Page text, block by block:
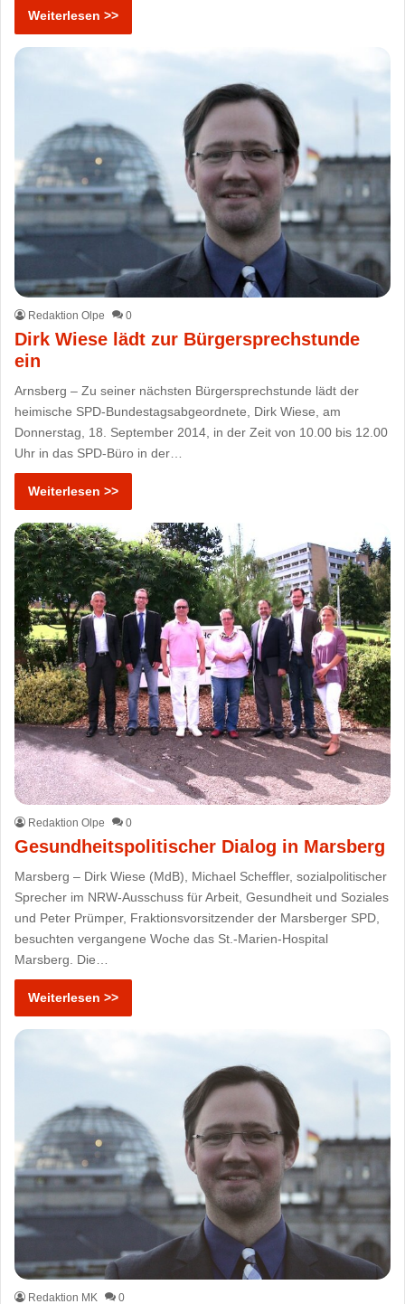
Weiterlesen >>
Redaktion Olpe 0
Dirk Wiese lädt zur Bürgersprechstunde
ein
Arnsberg – Zu seiner nächsten Bürgersprechstunde lädt der
heimische SPD-Bundestagsabgeordnete, Dirk Wiese, am
Donnerstag, 18. September 2014, in der Zeit von 10.00 bis 12.00
Uhr in das SPD-Büro in der…
Weiterlesen >>
Redaktion Olpe 0
Gesundheitspolitischer Dialog in Marsberg
Marsberg – Dirk Wiese (MdB), Michael Scheffler, sozialpolitischer
Sprecher im NRW-Ausschuss für Arbeit, Gesundheit und Soziales
und Peter Prümper, Fraktionsvorsitzender der Marsberger SPD,
besuchten vergangene Woche das St.-Marien-Hospital
Marsberg. Die…
Weiterlesen >>
Redaktion MK 0